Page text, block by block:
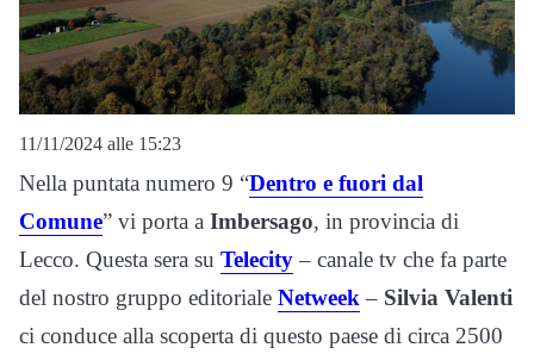
11/11/2024 alle 15:23
Nella puntata numero 9 “Dentro e fuori dal
Comune” vi porta a Imbersago, in provincia di
Lecco. Questa sera su Telecity– canale tv che fa parte
del nostro gruppo editoriale Netweek– Silvia Valenti
ci conduce alla scoperta di questo paese di circa 2500